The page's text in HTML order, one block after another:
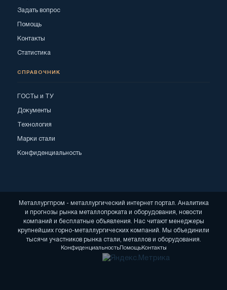
Задать вопрос
Помощь
Контакты
Статистика
СПРАВОЧНИК
ГОСТы и ТУ
Документы
Технология
Марки стали
Конфиденциальность
Металлургпром - металлургический интернет портал. Аналитика
и прогнозы рынка металлопроката и оборудования, новости
компаний и бесплатные объявления. Нас читают менеджеры
крупнейших горно-металлургических компаний. Мы объединили
тысячи участников рынка стали, металлов и оборудования.
КонфиденциальностьПомощьКонтакты